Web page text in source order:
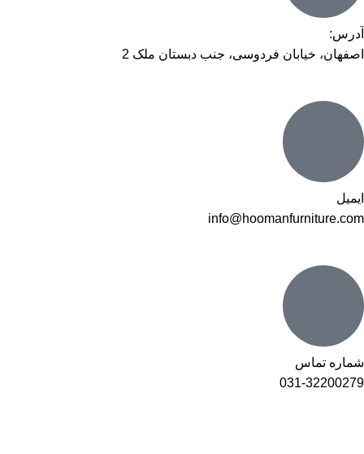
آدرس:
اصفهان، خیابان فردوسی، جنب دبستان ملک 2
ایمیل
info@hoomanfurniture.com
شماره تماس
031-32200279